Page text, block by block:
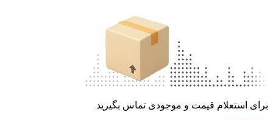
برای استعلام قیمت و موجودی تماس بگیرید